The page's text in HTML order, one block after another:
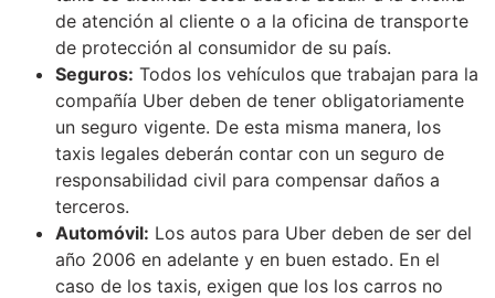
de atención al cliente o a la oficina de transporte
de protección al consumidor de su país.
Seguros: Todos los vehículos que trabajan para la
compañía Uber deben de tener obligatoriamente
un seguro vigente. De esta misma manera, los
taxis legales deberán contar con un seguro de
responsabilidad civil para compensar daños a
terceros.
Automóvil: Los autos para Uber deben de ser del
año 2006 en adelante y en buen estado. En el
caso de los taxis, exigen que los los carros no